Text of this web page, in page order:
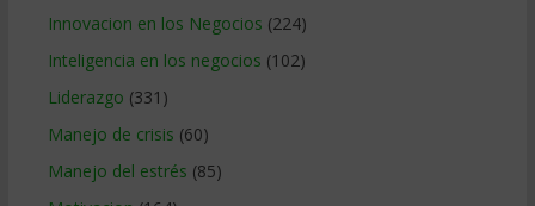
Innovacion en los Negocios (224)
Inteligencia en los negocios (102)
Liderazgo (331)
Manejo de crisis (60)
Manejo del estrés (85)